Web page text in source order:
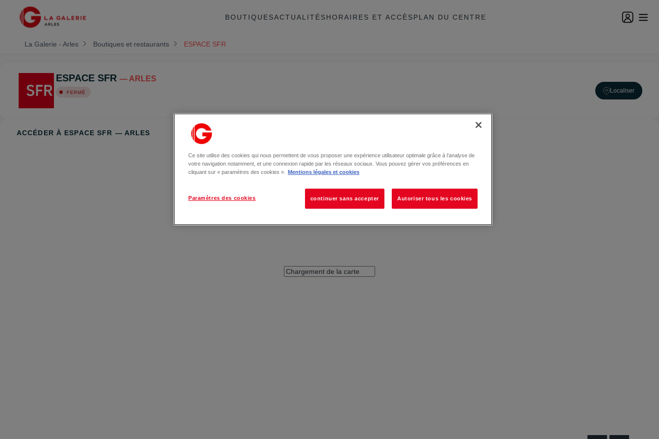
BOUTIQUESACTUALITÉSHORAIRES ET ACCÈSPLAN DU CENTRE
La Galerie - Arles Boutiques et restaurants ESPACE SFR
ESPACE SFR — ARLES
FERMÉ Localiser
ACCÉDER À ESPACE SFR — ARLES
Ce site utilise des cookies qui nous permettent de vous proposer une expérience utilisateur optimale grâce à l’analyse de
votre navigation notamment, et une connexion rapide par les réseaux sociaux. Vous pouvez gérer vos préférences en
cliquant sur « paramètres des cookies ».
Mentions légales et cookies
Paramètres des cookies continuer sans accepter Autoriser tous les cookies